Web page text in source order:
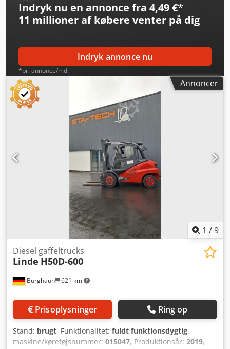
Indryk nu en annonce fra 4,49 €*
11 millioner af købere venter på dig
Indryk annonce nu
*pr. annonce/md.
Annoncer
1 /9
Burghaun 621 km
Diesel gaffeltrucks
Linde H50D-600
Prisoplysninger Ring op
Stand: brugt, Funktionalitet: fuldt funktionsdygtig,
maskine/køretøjsnummer: 015047, Produktionsår: 2019,